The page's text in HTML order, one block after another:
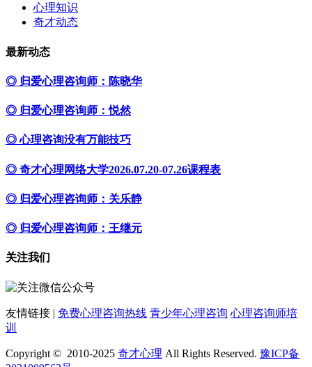
心理知识
奇才动态
最新动态
◎ 归爱心理咨询师：陈晓华
◎ 归爱心理咨询师：悦然
◎ 心理咨询没有万能技巧
◎ 奇才心理网络大学2026.07.20-07.26课程表
◎ 归爱心理咨询师：关乐静
◎ 归爱心理咨询师：王继元
关注我们
友情链接 | 免费心理咨询热线 青少年心理咨询 心理咨询师培
训
Copyright © 2010-2025 奇才心理 All Rights Reserved. 豫ICP备